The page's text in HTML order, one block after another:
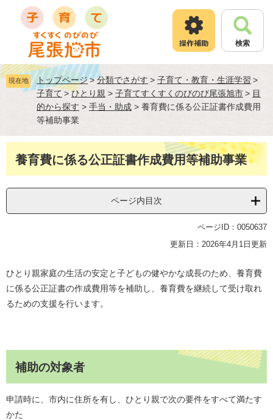
頭
飛
文
検索
現在地 トップページ>分類でさがす > 子育て・教育・生涯学習 >
子育て >ひとり親 > 子育てすくすくのびのび尾張旭市> 目
的から探す > 手当・助成 > 養育費に係る公正証書作成費用
等補助事業
養育費に係る公正証書作成費用等補助事業
ページ内目次
ページID：0050637
更新日：2026年4月1日更新
ひとり親家庭の生活の安定と子どもの健やかな成長のため、養育費
に係る公正証書の作成費用等を補助し、養育費を継続して受け取れ
るための支援を行います。
補助の対象者
申請時に、市内に住所を有し、ひとり親で次の要件をすべて満たす
かた